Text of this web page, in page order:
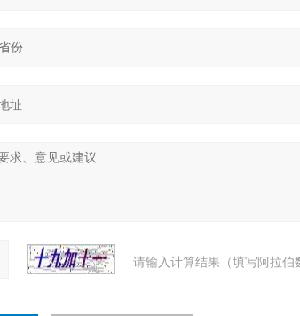
请输入计算结果（填写阿拉伯